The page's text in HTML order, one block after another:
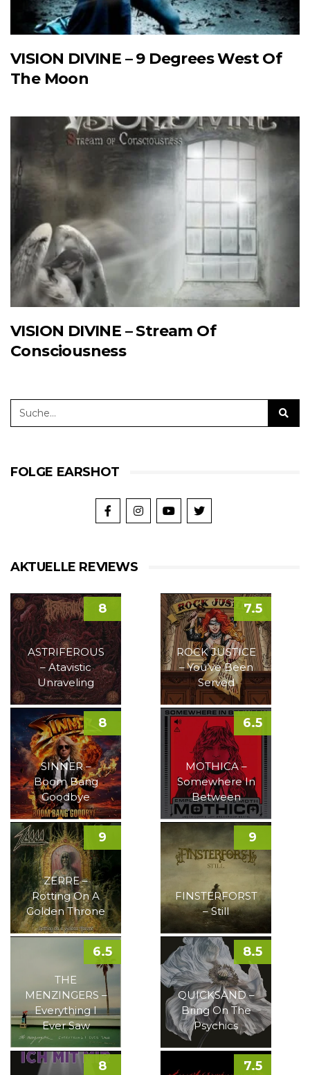
VISION DIVINE – 9 Degrees West Of
The Moon
VISION DIVINE – Stream Of
Consciousness
FOLGE EARSHOT
AKTUELLE REVIEWS
ASTRIFEROUS
– Atavistic
Unraveling
8
ROCK JUSTICE
– You’ve Been
Served
7.5
SINNER –
Boom Bang
Goodbye
8
MOTHICA –
Somewhere In
Between
6.5
ZERRE –
Rotting On A
Golden Throne
9
FINSTERFORST
– Still
9
THE
MENZINGERS –
Everything I
Ever Saw
6.5
QUICKSAND –
Bring On The
Psychics
8.5
8 7.5